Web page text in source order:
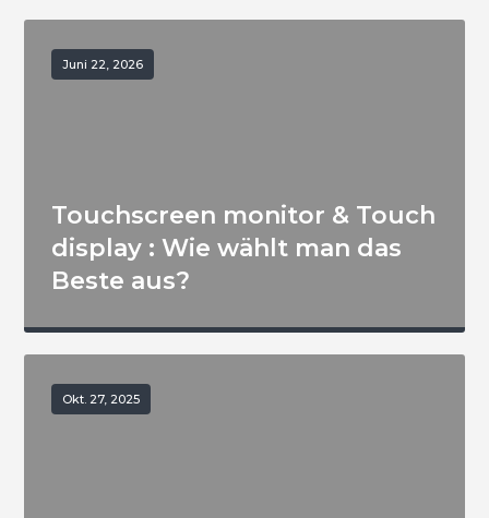
Juni 22, 2026
Touchscreen monitor & Touch
display : Wie wählt man das
Beste aus?
Okt. 27, 2025